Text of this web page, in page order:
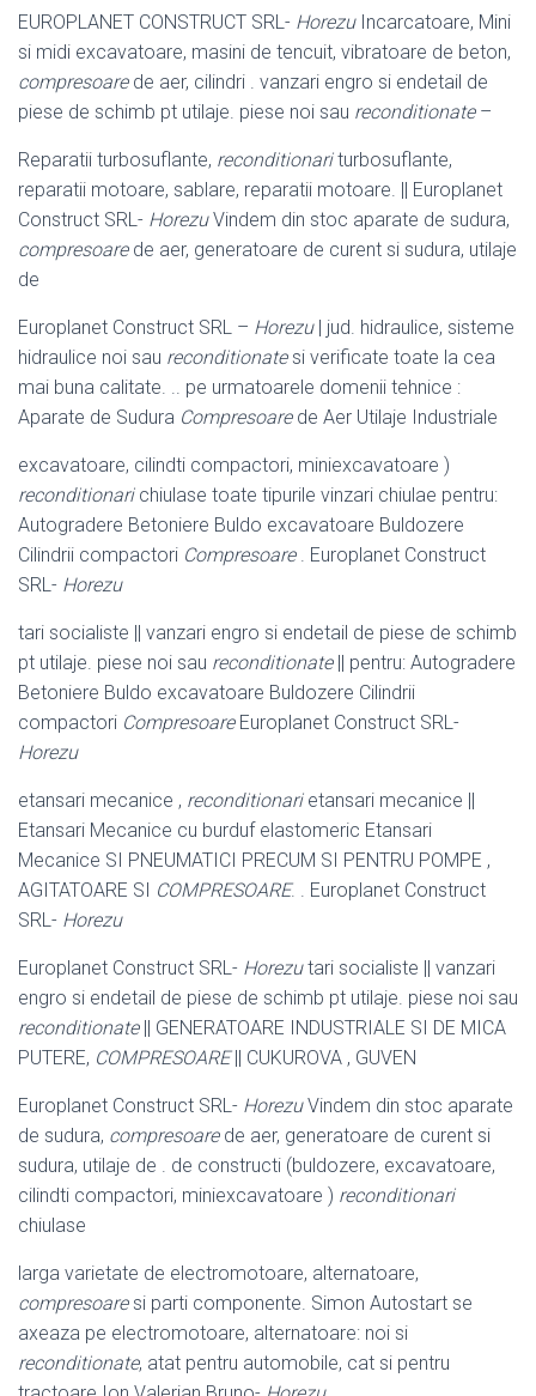
EUROPLANET CONSTRUCT SRL- HorezuIncarcatoare, Mini
si midi excavatoare, masini de tencuit, vibratoare de beton,
compresoarede aer, cilindri . vanzari engro si endetail de
piese de schimb pt utilaje. piese noi sau reconditionate–
Reparatii turbosuflante, reconditionariturbosuflante,
reparatii motoare, sablare, reparatii motoare. || Europlanet
Construct SRL- HorezuVindem din stoc aparate de sudura,
compresoarede aer, generatoare de curent si sudura, utilaje
de
Europlanet Construct SRL – Horezu| jud. hidraulice, sisteme
hidraulice noi sau reconditionatesi verificate toate la cea
mai buna calitate. .. pe urmatoarele domenii tehnice :
Aparate de Sudura Compresoarede Aer Utilaje Industriale
excavatoare, cilindti compactori, miniexcavatoare )
reconditionarichiulase toate tipurile vinzari chiulae pentru:
Autogradere Betoniere Buldo excavatoare Buldozere
Cilindrii compactori Compresoare. Europlanet Construct
SRL- Horezu
tari socialiste || vanzari engro si endetail de piese de schimb
pt utilaje. piese noi sau reconditionate|| pentru: Autogradere
Betoniere Buldo excavatoare Buldozere Cilindrii
compactori CompresoareEuroplanet Construct SRL-
Horezu
etansari mecanice , reconditionarietansari mecanice ||
Etansari Mecanice cu burduf elastomeric Etansari
Mecanice SI PNEUMATICI PRECUM SI PENTRU POMPE ,
AGITATOARE SI
COMPRESOARE. . Europlanet Construct
SRL- Horezu
Europlanet Construct SRL- Horezutari socialiste || vanzari
engro si endetail de piese de schimb pt utilaje. piese noi sau
reconditionate|| GENERATOARE INDUSTRIALE SI DE MICA
PUTERE, COMPRESOARE|| CUKUROVA , GUVEN
Europlanet Construct SRL- HorezuVindem din stoc aparate
de sudura, compresoarede aer, generatoare de curent si
sudura, utilaje de . de constructi (buldozere, excavatoare,
cilindti compactori, miniexcavatoare ) reconditionari
chiulase
larga varietate de electromotoare, alternatoare,
compresoaresi parti componente. Simon Autostart se
axeaza pe electromotoare, alternatoare: noi si
reconditionate, atat pentru automobile, cat si pentru